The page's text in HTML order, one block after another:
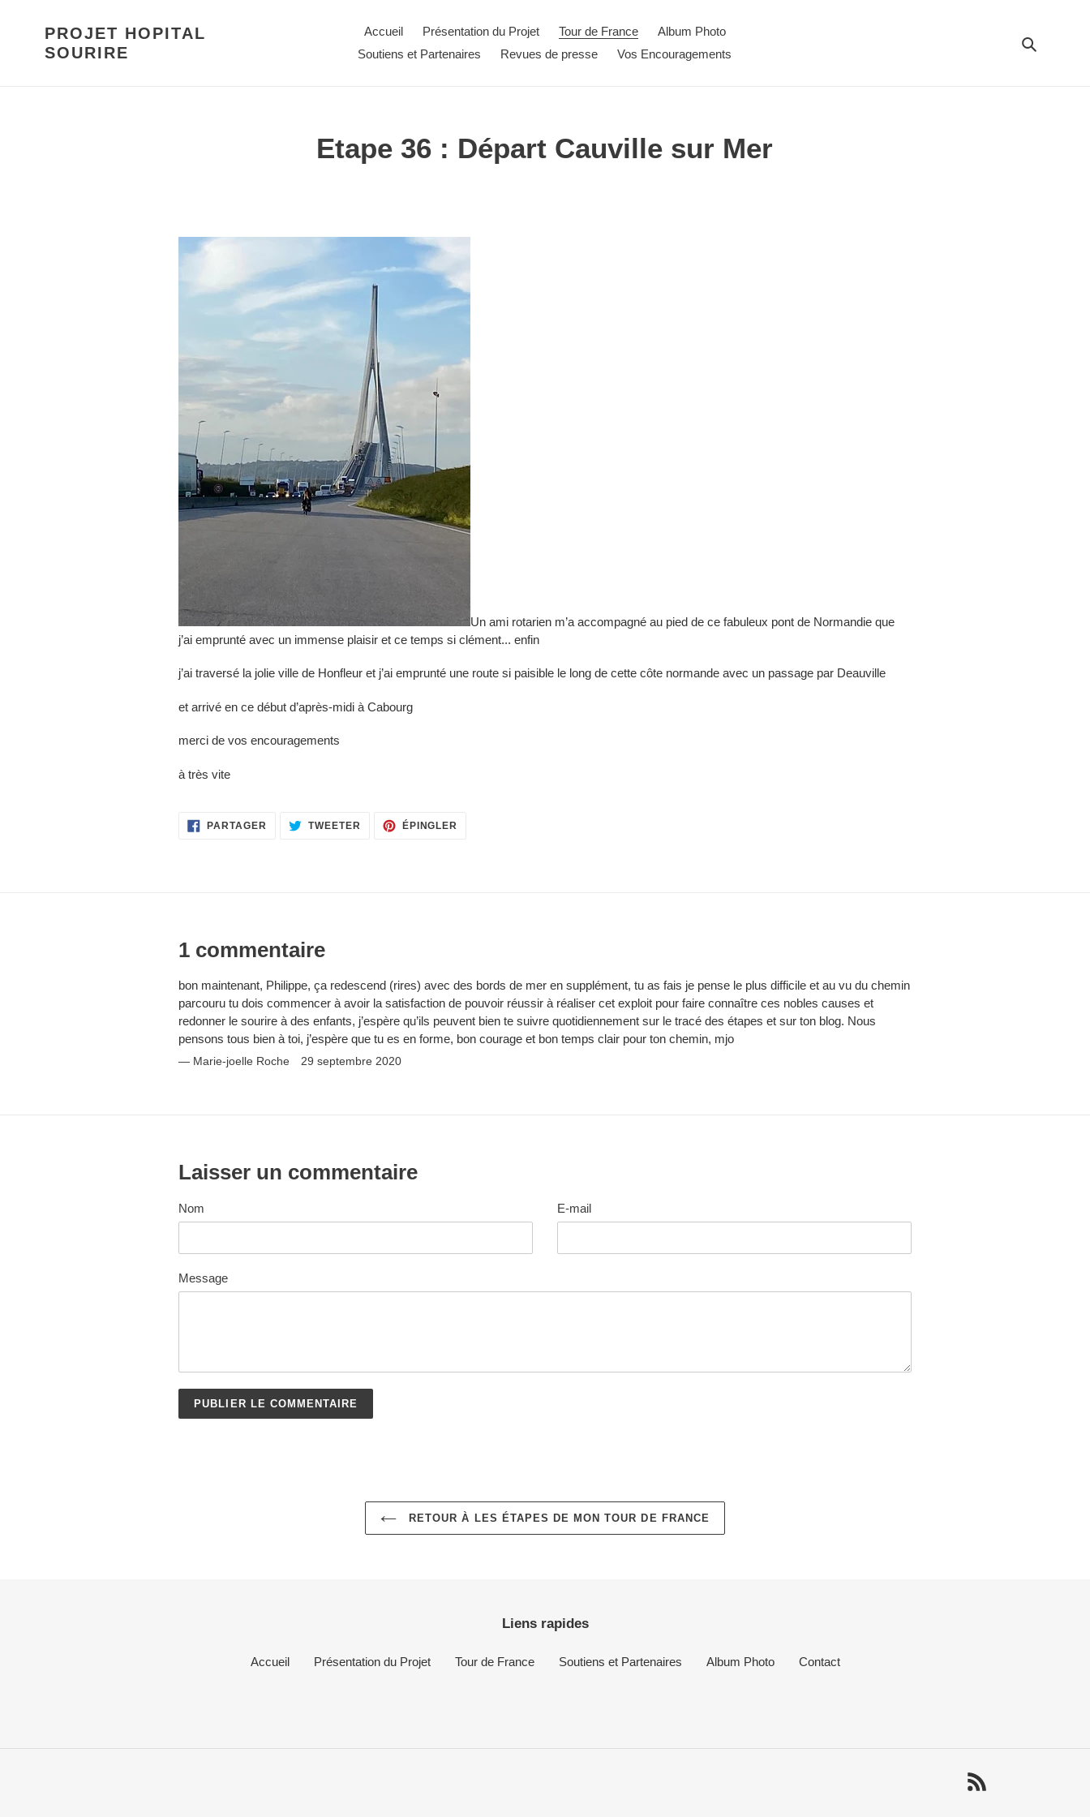
PROJET HOPITAL
SOURIRE
Accueil Présentation du Projet Tour de France
Album Photo
Soutiens et Partenaires
Revues de presse Vos Encouragements
Etape 36 : Départ Cauville sur Mer
Un ami rotarien m’a accompagné au pied de ce fabuleux pont de Normandie que
j’ai emprunté avec un immense plaisir et ce temps si clément... enfin
j’ai traversé la jolie ville de Honfleur et j’ai emprunté une route si paisible le long de cette côte normande avec un passage par Deauville
et arrivé en ce début d’après-midi à Cabourg
merci de vos encouragements
à très vite
PARTAGER PARTAGER
SUR
TWEETER TWEETER
SUR
ÉPINGLER
1 commentaire
bon maintenant, Philippe, ça redescend (rires) avec des bords de mer en supplément, tu as fais je pense le plus difficile et au vu du chemin
parcouru tu dois commencer à avoir la satisfaction de pouvoir réussir à réaliser cet exploit pour faire connaître ces nobles causes et
redonner le sourire à des enfants, j’espère qu’ils peuvent bien te suivre quotidiennement sur le tracé des étapes et sur ton blog. Nous
pensons tous bien à toi, j’espère que tu es en forme, bon courage et bon temps clair pour ton chemin, mjo
Marie-joelle Roche 29 septembre 2020
Laisser un commentaire
Nom E-mail
Message
RETOUR À LES ÉTAPES DE MON TOUR DE FRANCE
Liens rapides
Accueil Présentation du Projet Tour de France Soutiens et Partenaires Album Photo Contact